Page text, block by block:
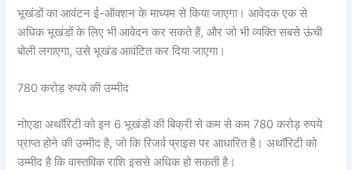
भूखंडों का आवंटन ई-ऑक्शन के माध्यम से किया जाएगा। आवेदक एक से
अधिक भूखंडों के लिए भी आवेदन कर सकते हैं, और जो भी व्यक्ति सबसे ऊंची
बोली लगाएगा, उसे भूखंड आवंटित कर दिया जाएगा।
780 करोड़ रुपये की उम्मीद
नोएडा अथॉरिटी को इन 6 भूखंडों की बिक्री से कम से कम 780 करोड़ रुपये
प्राप्त होने की उम्मीद है, जो कि रिजर्व प्राइस पर आधारित है। अथॉरिटी को
उम्मीद है कि वास्तविक राशि इससे अधिक हो सकती है।